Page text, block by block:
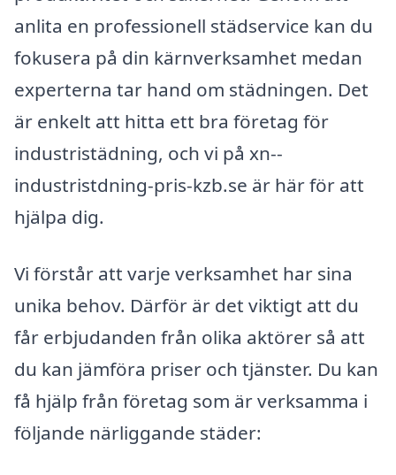
anlita en professionell städservice kan du
fokusera på din kärnverksamhet medan
experterna tar hand om städningen. Det
är enkelt att hitta ett bra företag för
industristädning, och vi på xn--
industristdning-pris-kzb.se är här för att
hjälpa dig.
Vi förstår att varje verksamhet har sina
unika behov. Därför är det viktigt att du
får erbjudanden från olika aktörer så att
du kan jämföra priser och tjänster. Du kan
få hjälp från företag som är verksamma i
följande närliggande städer: